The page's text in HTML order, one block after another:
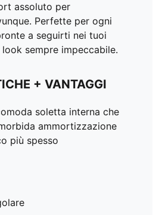
assoluto per
Perfette per ogni
a seguirti nei tuoi
sempre impeccabile.
+ VANTAGGI
soletta interna che
ammortizzazione
più spesso